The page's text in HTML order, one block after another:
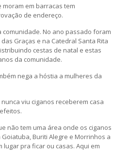
moram em barracas tem
de endereço.
comunidade. No ano passado foram
Graças e na Catedral Santa Rita
cestas de natal e estas
da comunidade.
nega a hóstia a mulheres da
viu ciganos receberem casa
não tem uma área onde os ciganos
Buriti Alegre e Morrinhos a
lugar pra ficar ou casas. Aqui em